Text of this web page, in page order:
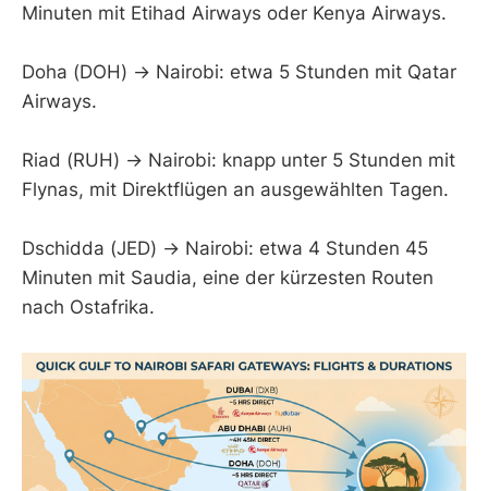
Minuten mit Etihad Airways oder Kenya Airways.
Doha (DOH) → Nairobi: etwa 5 Stunden mit Qatar
Airways.
Riad (RUH) → Nairobi: knapp unter 5 Stunden mit
Flynas, mit Direktflügen an ausgewählten Tagen.
Dschidda (JED) → Nairobi: etwa 4 Stunden 45
Minuten mit Saudia, eine der kürzesten Routen
nach Ostafrika.